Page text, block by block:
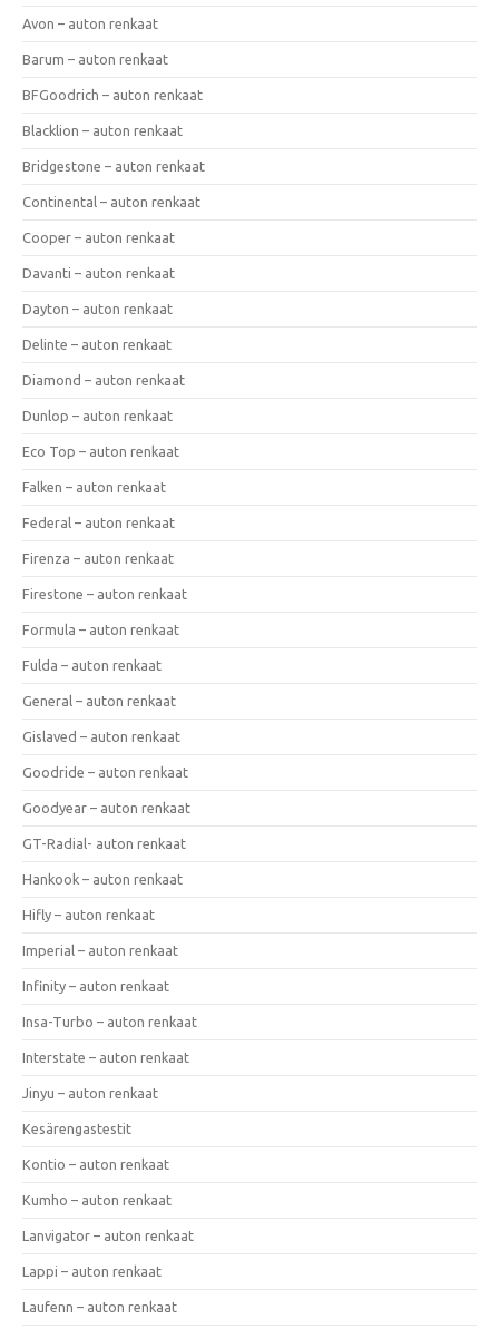
Avon – auton renkaat
Barum – auton renkaat
BFGoodrich – auton renkaat
Blacklion – auton renkaat
Bridgestone – auton renkaat
Continental – auton renkaat
Cooper – auton renkaat
Davanti – auton renkaat
Dayton – auton renkaat
Delinte – auton renkaat
Diamond – auton renkaat
Dunlop – auton renkaat
Eco Top – auton renkaat
Falken – auton renkaat
Federal – auton renkaat
Firenza – auton renkaat
Firestone – auton renkaat
Formula – auton renkaat
Fulda – auton renkaat
General – auton renkaat
Gislaved – auton renkaat
Goodride – auton renkaat
Goodyear – auton renkaat
GT-Radial- auton renkaat
Hankook – auton renkaat
Hifly – auton renkaat
Imperial – auton renkaat
Infinity – auton renkaat
Insa-Turbo – auton renkaat
Interstate – auton renkaat
Jinyu – auton renkaat
Kesärengastestit
Kontio – auton renkaat
Kumho – auton renkaat
Lanvigator – auton renkaat
Lappi – auton renkaat
Laufenn – auton renkaat